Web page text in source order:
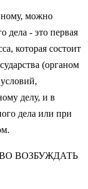
можно
дела - это первая
которая состоит
(органом
делу, и в
дела или при
ВОЗБУЖДАТЬ